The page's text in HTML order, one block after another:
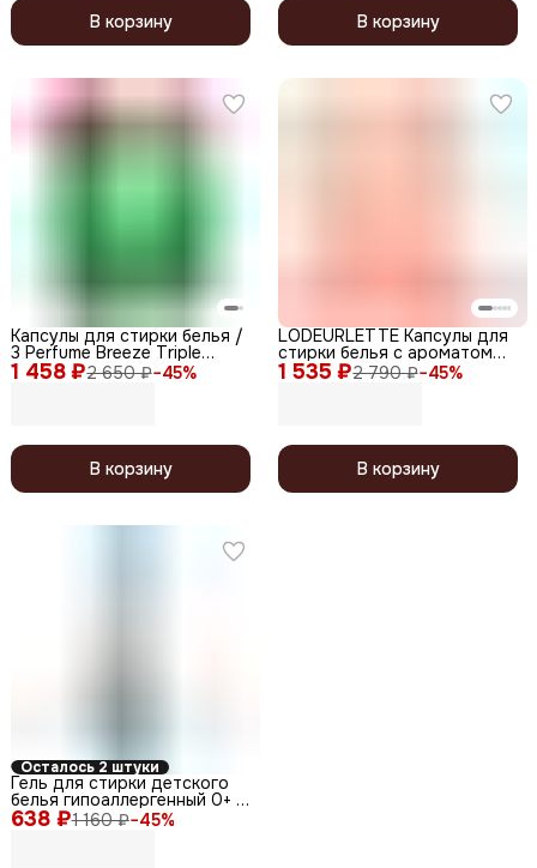
В корзину В корзину
1 458 ₽2 650 ₽−45%
Капсулы для стирки белья /
3 Perfume Breeze Triple
Power Caps, 30 шт. x 11 г
В корзину
1 535 ₽2 790 ₽−45%
LODEURLETTE Капсулы для
стирки белья с ароматом
цветка вишни / In England
Colorfit Cherry Fleur All in One
В корзину
Осталось 2 штуки
638 ₽1 160 ₽−45%
Гель для стирки детского
белья гипоаллергенный 0+ /
Laundry Detergent Blue,
1000 мл